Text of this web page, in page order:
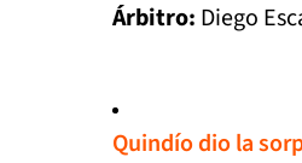
Árbitro: Diego
Quindío dio la